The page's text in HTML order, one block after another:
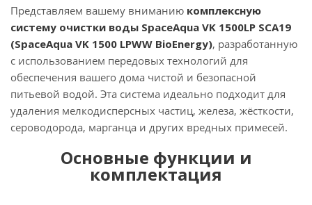
Представляем вашему вниманию комплексную
систему очистки воды SpaceAqua VK 1500LP SCA19
(SpaceAqua VK 1500 LPWW BioEnergy), разработанную
с использованием передовых технологий для
обеспечения вашего дома чистой и безопасной
питьевой водой. Эта система идеально подходит для
удаления мелкодисперсных частиц, железа, жёсткости,
сероводорода, марганца и других вредных примесей.
Основные функции и
комплектация